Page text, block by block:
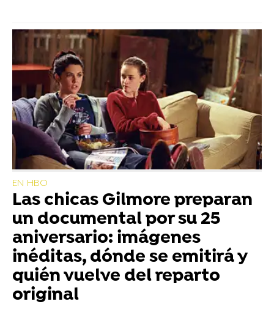
EN HBO
Las chicas Gilmore preparan
un documental por su 25
aniversario: imágenes
inéditas, dónde se emitirá y
quién vuelve del reparto
original